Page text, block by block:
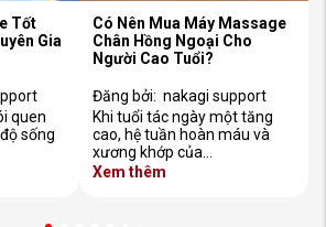
Tốt
Gia
quen
sống
Có Nên Mua Máy Massage
Chân Hồng Ngoại Cho
Người Cao Tuổi?
Đăng bởi: nakagi support
Khi tuổi tác ngày một tăng
cao, hệ tuần hoàn máu và
xương khớp của…
Xem thêm